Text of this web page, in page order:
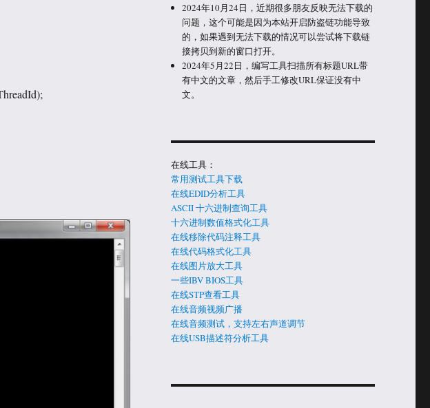
2024年10月24日，近期很多朋友反映无法下载的
问题，这个可能是因为本站开启防盗链功能导致
的，如果遇到无法下载的情况可以尝试将下载链
接拷贝到新的窗口打开。
2024年5月22日，编写工具扫描所有标题URL带
有中文的文章，然后手工修改URL保证没有中
文。
在线工具：
常用测试工具下载
在线EDID分析工具
ASCII 十六进制查询工具
十六进制数值格式化工具
在线移除代码注释工具
在线代码格式化工具
在线图片放大工具
一些IBV BIOS工具
在线STP查看工具
在线音频视频广播
在线音频测试，支持左右声道调节
在线USB描述符分析工具